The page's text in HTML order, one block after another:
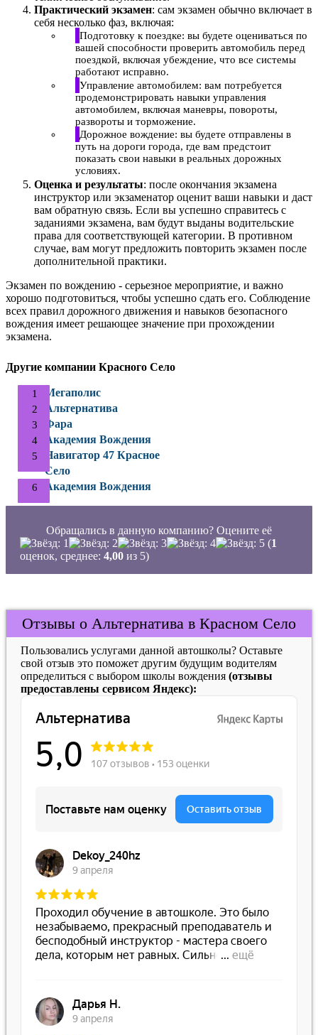
Практический экзамен: сам экзамен обычно включает в
себя несколько фаз, включая:
Подготовку к поездке: вы будете оцениваться по
вашей способности проверить автомобиль перед
поездкой, включая убеждение, что все системы
работают исправно.
Управление автомобилем: вам потребуется
продемонстрировать навыки управления
автомобилем, включая маневры, повороты,
развороты и торможение.
Дорожное вождение: вы будете отправлены в
путь на дороги города, где вам предстоит
показать свои навыки в реальных дорожных
условиях.
Оценка и результаты: после окончания экзамена
инструктор или экзаменатор оценит ваши навыки и даст
вам обратную связь. Если вы успешно справитесь с
заданиями экзамена, вам будут выданы водительские
права для соответствующей категории. В противном
случае, вам могут предложить повторить экзамен после
дополнительной практики.
Экзамен по вождению - серьезное мероприятие, и важно
хорошо подготовиться, чтобы успешно сдать его. Соблюдение
всех правил дорожного движения и навыков безопасного
вождения имеет решающее значение при прохождении
экзамена.
Другие компании Красного Село
Мегаполис
Альтернатива
Фара
Академия Вождения
Навигатор 47 Красное
Село
Академия Вождения
Обращались в данную компанию? Оцените её
(1
оценок, среднее: 4,00 из 5)
Отзывы о Альтернатива в Красном Село
Пользовались услугами данной автошколы? Оставьте
свой отзыв это поможет другим будущим водителям
определиться с выбором школы вождения (отзывы
предоставлены сервисом Яндекс):